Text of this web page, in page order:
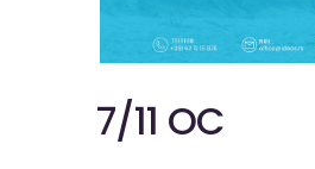
7/11 OC